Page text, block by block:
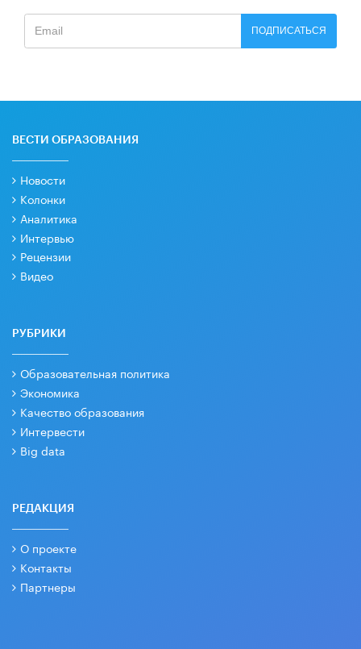
ПОДПИСАТЬСЯ
ВЕСТИ ОБРАЗОВАНИЯ
Новости
Колонки
Аналитика
Интервью
Рецензии
Видео
РУБРИКИ
Образовательная политика
Экономика
Качество образования
Интервести
Big data
РЕДАКЦИЯ
О проекте
Контакты
Партнеры